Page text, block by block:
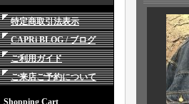
特定商取引法表示
CAPRi BLOG / ブログ
ご利用ガイド
ご来店ご予約について
Shopping Cart